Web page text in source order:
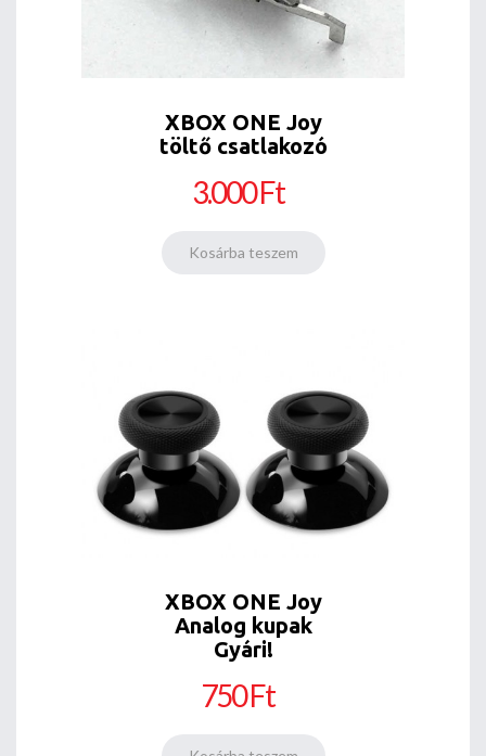
XBOX ONE Joy
töltő csatlakozó
3.000 Ft
XBOX ONE Joy
Analog kupak
Gyári!
750 Ft